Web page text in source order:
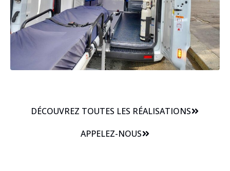
DÉCOUVREZ TOUTES LES RÉALISATIONS
APPELEZ-NOUS